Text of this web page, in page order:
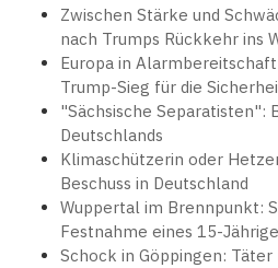
Zwischen Stärke und
nach Trumps Rückkehr ins
Europa in
Trump-Sieg für die
"Sächsische Separatisten":
Deutschlands
Klimaschützerin oder
Beschuss in Deutschland
Wuppertal im Brennpunkt:
Festnahme eines 15-
Schock in Göppingen: